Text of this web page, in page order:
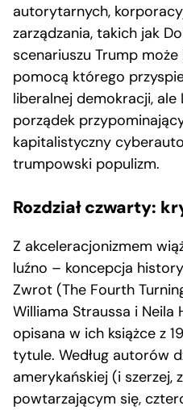
autorytarnych,
zarządzania, takich jak
scenariuszu Trump może
pomocą którego
liberalnej demokracji,
porządek
kapitalistyczny
trumpowski populizm.
Rozdział czwarty:
Z akceleracjonizmem
luźno – koncepcja
Zwrot (The Fourth
Williama Straussa i Neila
opisana w ich książce z
tytule. Według autorów
amerykańskiej (i szerzej,
powtarzającym się,